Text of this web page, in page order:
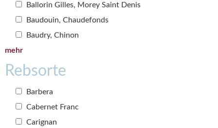
Ballorin Gilles, Morey Saint Denis
Baudouin, Chaudefonds
Baudry, Chinon
mehr
Rebsorte
Barbera
Cabernet Franc
Carignan